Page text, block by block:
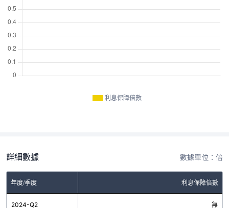
利息保障倍數
詳細數據 數據單位：倍
年度/季度 利息保障倍數
2024-Q2 無